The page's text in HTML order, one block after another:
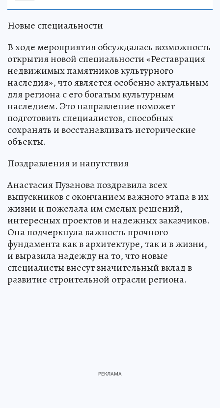
Новые специальности
В ходе мероприятия обсуждалась возможность
открытия новой специальности «Реставрация
недвижимых памятников культурного
наследия», что является особенно актуальным
для региона с его богатым культурным
наследием. Это направление поможет
подготовить специалистов, способных
сохранять и восстанавливать исторические
объекты.
Поздравления и напутствия
Анастасия Пузанова поздравила всех
выпускников с окончанием важного этапа в их
жизни и пожелала им смелых решений,
интересных проектов и надежных заказчиков.
Она подчеркнула важность прочного
фундамента как в архитектуре, так и в жизни,
и выразила надежду на то, что новые
специалисты внесут значительный вклад в
развитие строительной отрасли региона.